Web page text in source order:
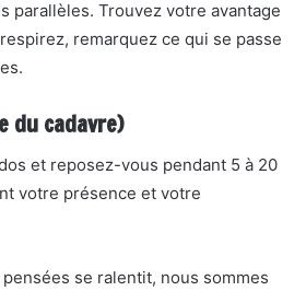
parallèles. Trouvez votre avantage
remarquez ce qui se passe
du cadavre)
et reposez-vous pendant 5 à 20
votre présence et votre
se ralentit, nous sommes